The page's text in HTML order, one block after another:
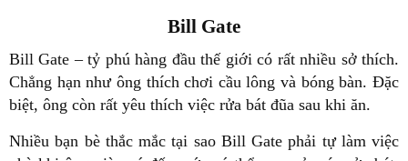
Bill Gate
Bill Gate – tỷ phú hàng đầu thế giới có rất nhiều sở thích.
Chẳng hạn như ông thích chơi cầu lông và bóng bàn. Đặc
biệt, ông còn rất yêu thích việc rửa bát đũa sau khi ăn.
Nhiều bạn bè thắc mắc tại sao Bill Gate phải tự làm việc